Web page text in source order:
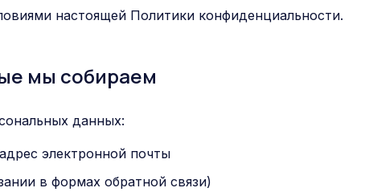
настоящей Политики конфиденциальности.
мы собираем
данных:
электронной почты
в формах обратной связи)